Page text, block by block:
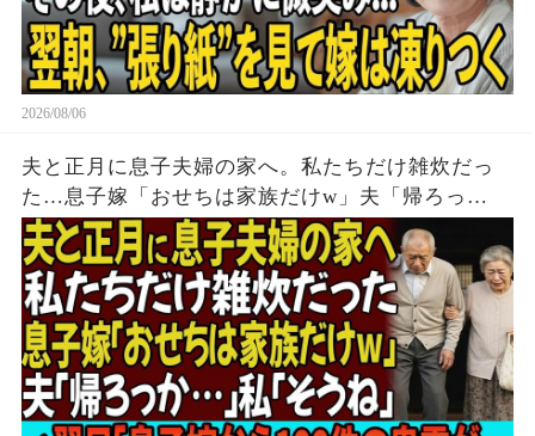
2026/08/06
夫と正月に息子夫婦の家へ。私たちだけ雑炊だっ
た…息子嫁「おせちは家族だけw」夫「帰ろっ
か…」私「そうね」→翌日、息子嫁から100件の鬼
電が…